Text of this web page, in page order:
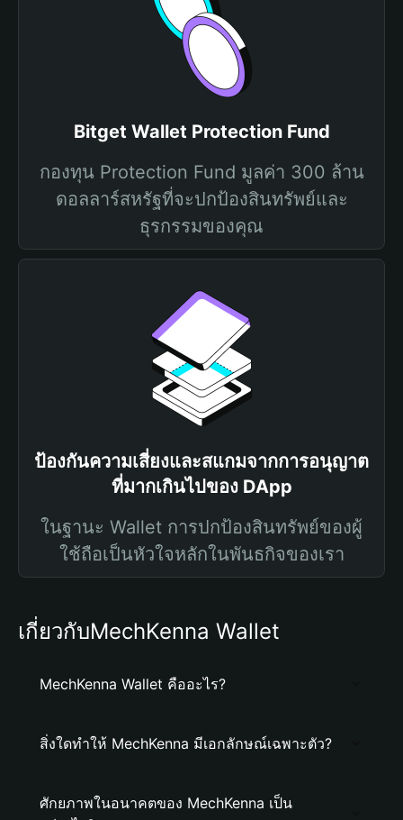
Bitget Wallet Protection Fund
กองทุน Protection Fund มูลค่า 300 ล้าน
ดอลลาร์สหรัฐที่จะปกป้องสินทรัพย์และ
ธุรกรรมของคุณ
ป้องกันความเสี่ยงและสแกมจากการอนุญาต
ที่มากเกินไปของ DApp
ในฐานะ Wallet การปกป้องสินทรัพย์ของผู้
ใช้ถือเป็นหัวใจหลักในพันธกิจของเรา
เกี่ยวกับMechKenna Wallet
MechKenna Wallet คืออะไร?
สิ่งใดทำให้ MechKenna มีเอกลักษณ์เฉพาะตัว?
ศักยภาพในอนาคตของ MechKenna เป็น